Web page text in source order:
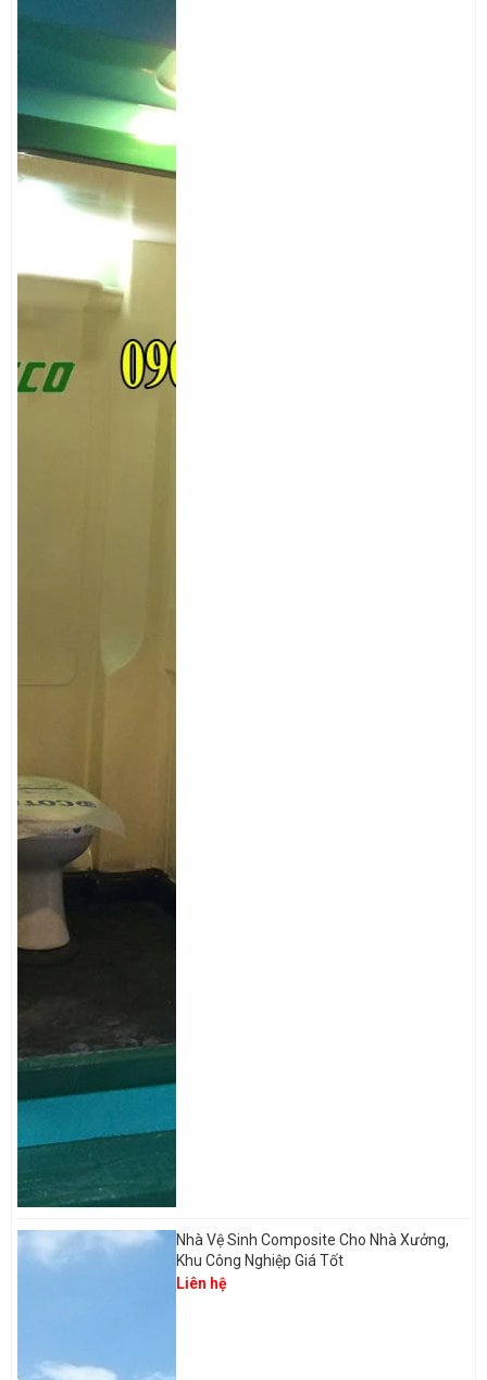
tuổi thọ tốt nhất.
Sản phẩm được nhập tận gốc, không thông qua trung gian nên luôn
có mức giá tốt cạnh tranh nhất thị trường, và luôn có thể chủ động về
số lượng cung ứng
Bên cạnh đó, chúng tôi hiện có đội ngũ nhân viên dày dặn kinh
nghiệm, chuyên môn cao và chuyên nghiệp xử lý các tình huống,
mong muốn làm hài lòng mọi khách hàng
Nhà Vệ Sinh Composite Cho Nhà Xưởng,
Khu Công Nghiệp Giá Tốt
Liên hệ